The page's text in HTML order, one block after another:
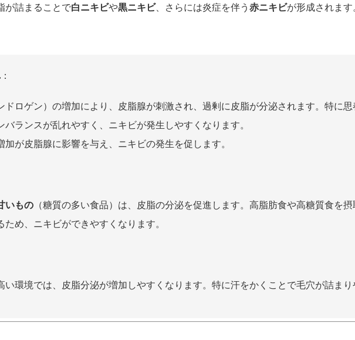
が詰まることで白ニキビや黒ニキビ、さらには炎症を伴う 赤ニキビが形成されます
：
ドロゲン）の増加により、皮脂腺が刺激され、過剰に皮脂が分泌されます。特に
バランスが乱れやすく、ニキビが発生しやすくなります。
加が皮脂腺に影響を与え、ニキビの発生を促します。
いもの （糖質の多い食品）は、皮脂の分泌を促進します。高脂肪食や高糖質食を
ため、ニキビができやすくなります。
い環境では、皮脂分泌が増加しやすくなります。特に汗をかくことで毛穴が詰まり